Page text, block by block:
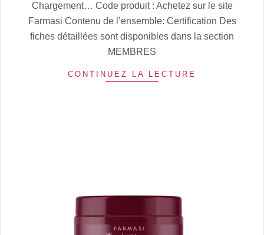
10-
13
Chargement… Code produit : Achetez sur le site
Farmasi Contenu de l’ensemble: Certification Des
fiches détaillées sont disponibles dans la section
MEMBRES
CONTINUEZ LA LECTURE